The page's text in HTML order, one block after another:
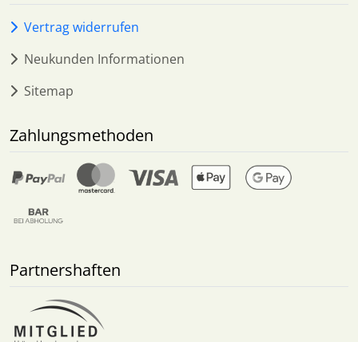
Vertrag widerrufen
Neukunden Informationen
Sitemap
Zahlungsmethoden
Partnershaften